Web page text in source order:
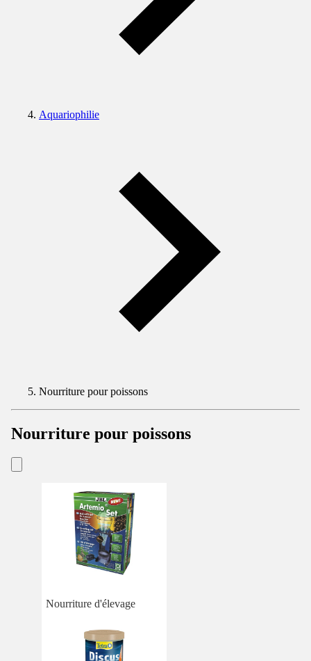
Aquariophilie
Nourriture pour poissons
Nourriture pour poissons
Nourriture d'élevage